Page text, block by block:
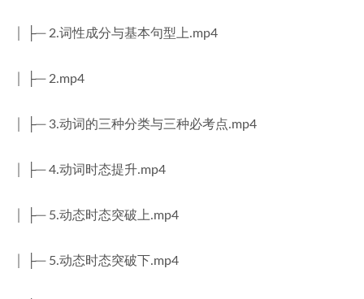
│ ├─ 2.词性成分与基本句型上.mp4
│ ├─ 2.mp4
│ ├─ 3.动词的三种分类与三种必考点.mp4
│ ├─ 4.动词时态提升.mp4
│ ├─ 5.动态时态突破上.mp4
│ ├─ 5.动态时态突破下.mp4